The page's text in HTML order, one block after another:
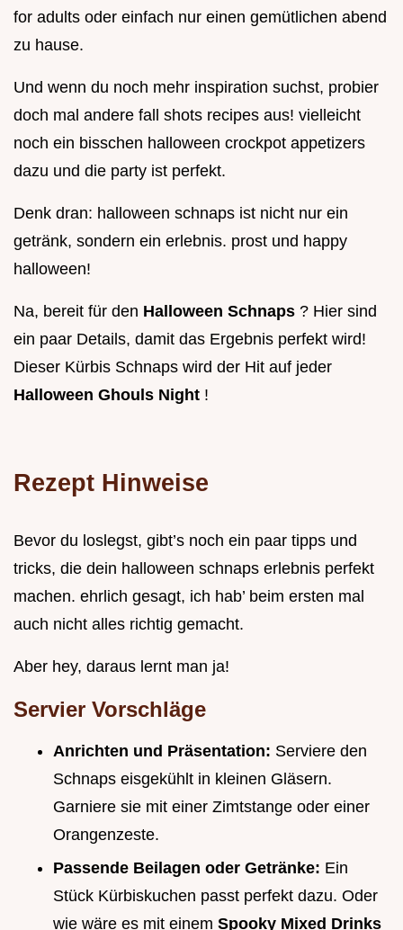
for adults oder einfach nur einen gemütlichen abend
zu hause.
Und wenn du noch mehr inspiration suchst, probier
doch mal andere fall shots recipes aus! vielleicht
noch ein bisschen halloween crockpot appetizers
dazu und die party ist perfekt.
Denk dran: halloween schnaps ist nicht nur ein
getränk, sondern ein erlebnis. prost und happy
halloween!
Na, bereit für den Halloween Schnaps ? Hier sind
ein paar Details, damit das Ergebnis perfekt wird!
Dieser Kürbis Schnaps wird der Hit auf jeder
Halloween Ghouls Night !
Rezept Hinweise
Bevor du loslegst, gibt’s noch ein paar tipps und
tricks, die dein halloween schnaps erlebnis perfekt
machen. ehrlich gesagt, ich hab’ beim ersten mal
auch nicht alles richtig gemacht.
Aber hey, daraus lernt man ja!
Servier Vorschläge
Anrichten und Präsentation: Serviere den
Schnaps eisgekühlt in kleinen Gläsern.
Garniere sie mit einer Zimtstange oder einer
Orangenzeste.
Passende Beilagen oder Getränke: Ein
Stück Kürbiskuchen passt perfekt dazu. Oder
wie wäre es mit einem Spooky Mixed Drinks